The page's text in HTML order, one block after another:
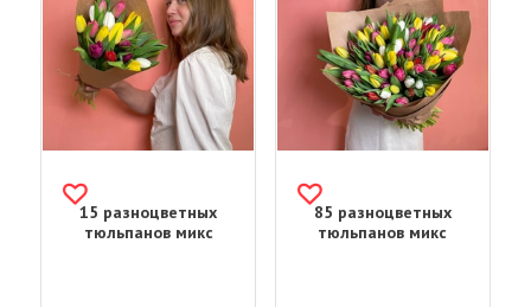
15 разноцветных
тюльпанов микс
85 разноцветных
тюльпанов микс